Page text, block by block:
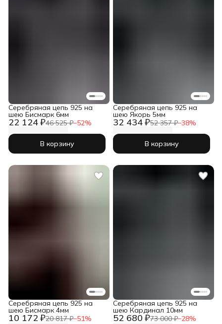
22 124 ₽46 525 ₽−52%
Серебряная цепь 925 на
шею Бисмарк 6мм
В корзину
32 434 ₽52 357 ₽−38%
Серебряная цепь 925 на
шею Якорь 5мм
В корзину
10 172 ₽20 817 ₽−51%
Серебряная цепь 925 на
шею Бисмарк 4мм
52 680 ₽73 000 ₽−28%
Серебряная цепь 925 на
шею Кардинал 10мм